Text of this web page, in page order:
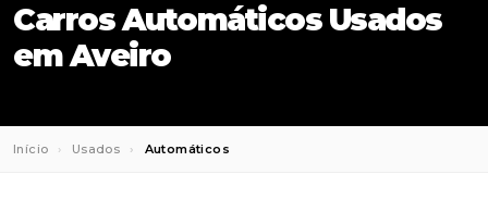
Carros Automáticos Usados
em Aveiro
Início Usados Automáticos